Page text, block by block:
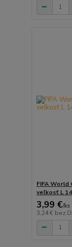
FIFA
veľkosť L
3,99 €/ks
3,24 € bez